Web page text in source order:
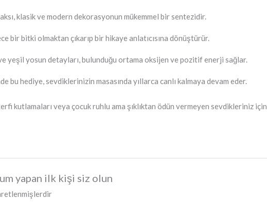
klasik ve modern dekorasyonun mükemmel bir sentezidir.
bir bitki olmaktan çıkarıp bir hikaye anlatıcısına dönüştürür.
yeşil yosun detayları, bulunduğu ortama oksijen ve pozitif enerji sağlar.
bu hediye, sevdiklerinizin masasında yıllarca canlı kalmaya devam eder.
kutlamaları veya çocuk ruhlu ama şıklıktan ödün vermeyen sevdikleriniz için
yapan ilk kişi siz olun